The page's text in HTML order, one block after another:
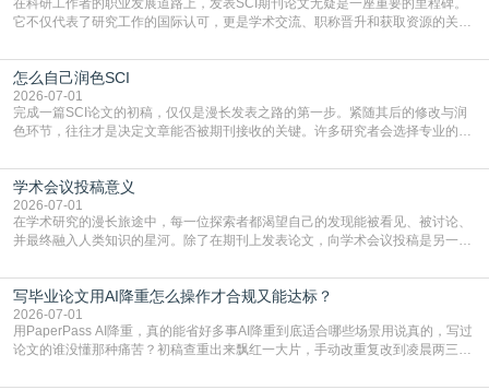
它不仅代表了研究工作的国际认可，更是学术交流、职称晋升和获取资源的关键
战与困惑。从选题立意到投稿回应，每一步都需要精心的策略与扎实的工作。本
篇AEIC学术交流中心小编就为大家介绍“发SCI文章”。一、精准定位是成功的第
一步发表SCI文章，首要解决的问题是“投
怎么自己润色SCI
2026-07-01
完成一篇SCI论文的初稿，仅仅是漫长发表之路的第一步。紧随其后的修改与润
色环节，往往才是决定文章能否被期刊接收的关键。许多研究者会选择专业的语
质量，更能在此过程中深化对学术写作的理解。如何系统、高效地打磨自己的论
文，使其在语言和学术表达上更符合国际期刊的要求，是每位研究者值得投入学
习的技能。本篇AEIC学术交流中心小编就为大家介
学术会议投稿意义
2026-07-01
在学术研究的漫长旅途中，每一位探索者都渴望自己的发现能被看见、被讨论、
并最终融入人类知识的星河。除了在期刊上发表论文，向学术会议投稿是另一个
广阔学术天地的大门，连接着个体研究与社会网络。本篇AEIC学术交流中心小编
就为大家介绍“学术会议投稿意义”。一、加速研究成果的传播与反馈学术会议通
常具有周期短、时效性强的特点。相比期刊漫长的
写毕业论文用AI降重怎么操作才合规又能达标？
2026-07-01
用PaperPass AI降重，真的能省好多事AI降重到底适合哪些场景用说真的，写过
论文的谁没懂那种痛苦？初稿查重出来飘红一大片，手动改重复改到凌晨两三
到秃头。这时候靠谱的AI降重真的就是救命稻草，选对工具，半天就能搞定你两